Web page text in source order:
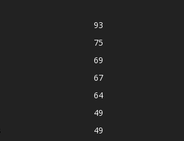
93
75
69
67
64
49
49